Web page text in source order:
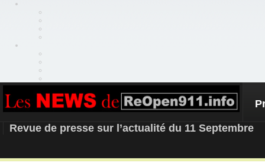
REOPEN911 – NEWS
Revue de presse sur l’actualité du 11 Septembre